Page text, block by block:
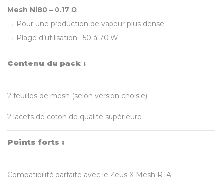
Mesh Ni80 – 0.17 Ω
→ Pour une production de vapeur plus dense
→ Plage d’utilisation : 50 à 70 W
Contenu du pack :
2 feuilles de mesh (selon version choisie)
2 lacets de coton de qualité supérieure
Points forts :
Compatibilité parfaite avec le Zeus X Mesh RTA